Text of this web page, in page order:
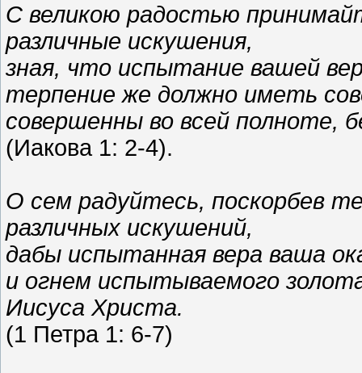
С великою радостью
различные искушения,
зная, что испытание вашей
терпение же должно иметь
совершенны во всей полноте,
(Иакова 1: 2-4).
О сем радуйтесь, поскорбев
различных искушений,
дабы испытанная вера ваша
и огнем испытываемого
Иисуса Христа.
(1 Петра 1: 6-7)